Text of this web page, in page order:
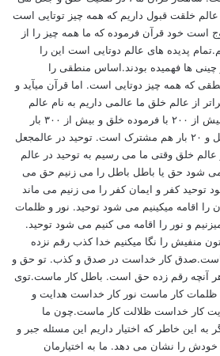
عالم خلقت قبول داریم که همه چیز توتایی است
است خود قرآن فرموده که ما همه چیز را از
پدیده های عالم دوتایی است این را
چینی ها فهمیده بودند.اساس منطقی را
که همه چیز دوتایی است. اما قرآن میآید و
از عالم خلق ما عالمی داریم به نام عالم
جعل – که بیش از ۲۰۰ با فرموده خلق و بیش از ۳۰۰ بار
فرموده جعل و ۲۰ بار هم مشترک است. توحید در عالمجعل
خلق وقتی ما می رسیم به توحید در عالم
شود حق یا باطل باطل را می زنیم حق می
توحید کفر و ایمان کفر را می زنیم می ماند
را اقامه میکینیم می شود توحید. نور و ظلمات
و نور را اقامه می کنیم می شود توحید.
منفیش را نگا میکنیم خدا کذب رقم نزده
کار خداست در صدق و کذب. تو حق و
آنچه رقم زده حق است. باطل کار ماست.توی
ظلمات کار ماست نور کار خداست هدایت و
کار خداست ظلالت کار ماست.چون ما
به این خاطر که اختیار داریم این مسئله جبر و
خودش را نشان می دهد. ما به اختیارمان